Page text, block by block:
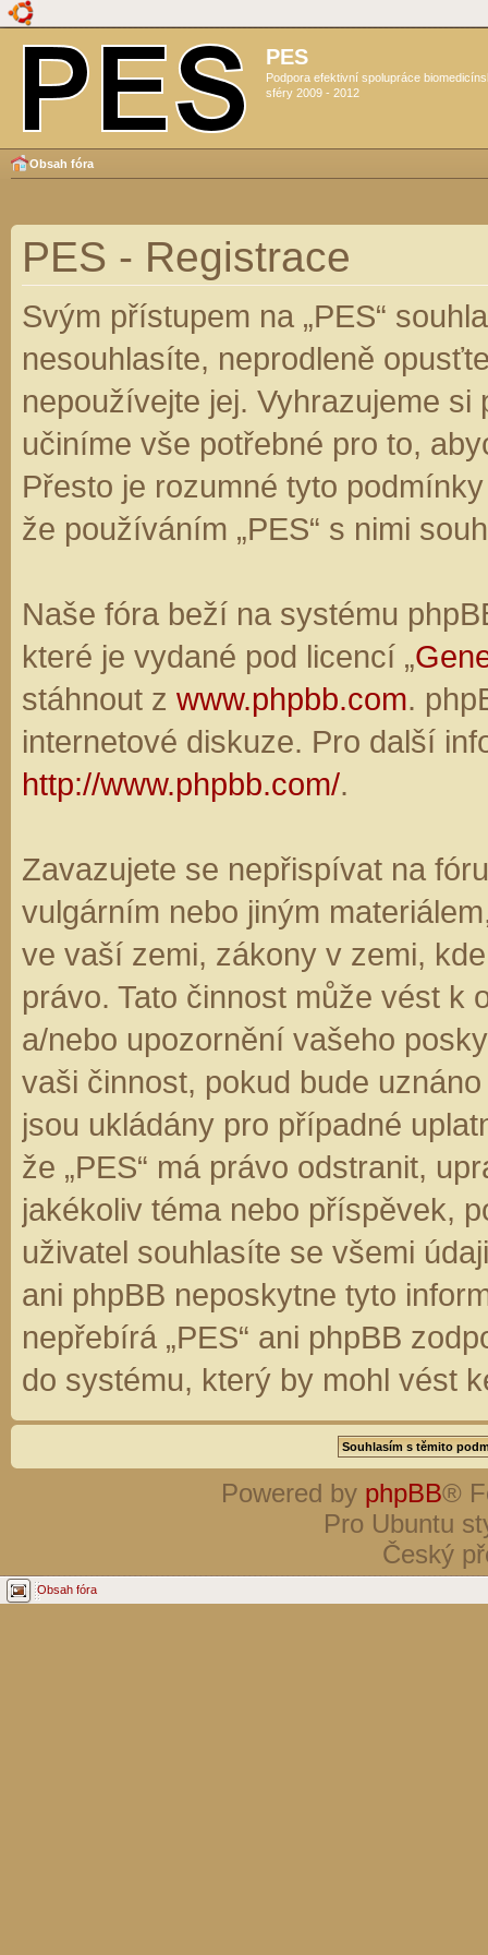
PES
Podpora efektivní spolupráce
sféry 2009 - 2012
Obsah fóra
PES - Registrace
Svým přístupem na „PES“
nesouhlasíte, neprodleně
nepoužívejte jej. Vyhrazujeme
učiníme vše potřebné pro to,
Přesto je rozumné tyto
že používáním „PES“ s nimi
Naše fóra beží na systému
které je vydané pod licencí „
stáhnout z www.phpbb.com.
internetové diskuze. Pro další
http://www.phpbb.com/.
Zavazujete se nepřispívat na
vulgárním nebo jiným
ve vaší zemi, zákony v zemi,
právo. Tato činnost může vést k
a/nebo upozornění vašeho
vaši činnost, pokud bude
jsou ukládány pro případné
že „PES“ má právo odstranit,
jakékoliv téma nebo příspěvek,
uživatel souhlasíte se všemi
ani phpBB neposkytne tyto
nepřebírá „PES“ ani phpBB
do systému, který by mohl vést
Powered by phpBB®
Pro Ubuntu
Český
Obsah fóra